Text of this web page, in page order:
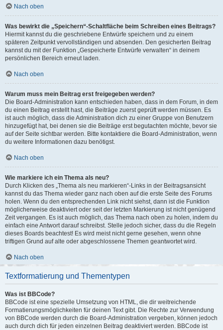
Nach oben
Was bewirkt die „Speichern“-Schaltfläche beim Schreiben eines Beitrags?
Hiermit kannst du die geschriebene Entwürfe speichern und zu einem
späteren Zeitpunkt vervollständigen und absenden. Den gesicherten Beitrag
kannst du mit der Funktion „Gespeicherte Entwürfe verwalten“ in deinem
persönlichen Bereich erneut laden.
Nach oben
Warum muss mein Beitrag erst freigegeben werden?
Die Board-Administration kann entschieden haben, dass in dem Forum, in dem
du einen Beitrag erstellt hast, die Beiträge zuerst geprüft werden müssen. Es
ist auch möglich, dass die Administration dich zu einer Gruppe von Benutzern
hinzugefügt hat, bei denen sie die Beiträge erst begutachten möchte, bevor sie
auf der Seite sichtbar werden. Bitte kontaktiere die Board-Administration, wenn
du weitere Informationen dazu benötigst.
Nach oben
Wie markiere ich ein Thema als neu?
Durch Klicken des „Thema als neu markieren“-Links in der Beitragsansicht
kannst du das Thema wieder ganz nach oben auf die erste Seite des Forums
holen. Wenn du den entsprechenden Link nicht siehst, dann ist die Funktion
möglicherweise deaktiviert oder seit der letzten Markierung ist nicht genügend
Zeit vergangen. Es ist auch möglich, das Thema nach oben zu holen, indem du
einfach eine Antwort darauf schreibst. Stelle jedoch sicher, dass du die Regeln
dieses Boards beachtest! Es wird meist nicht gerne gesehen, wenn ohne
triftigen Grund auf alte oder abgeschlossene Themen geantwortet wird.
Nach oben
Textformatierung und Thementypen
Was ist BBCode?
BBCode ist eine spezielle Umsetzung von HTML, die dir weitreichende
Formatierungsmöglichkeiten für deinen Text gibt. Die Rechte zur Verwendung
von BBCode werden durch die Board-Administration vergeben, können jedoch
auch durch dich für jeden einzelnen Beitrag deaktiviert werden. BBCode ist